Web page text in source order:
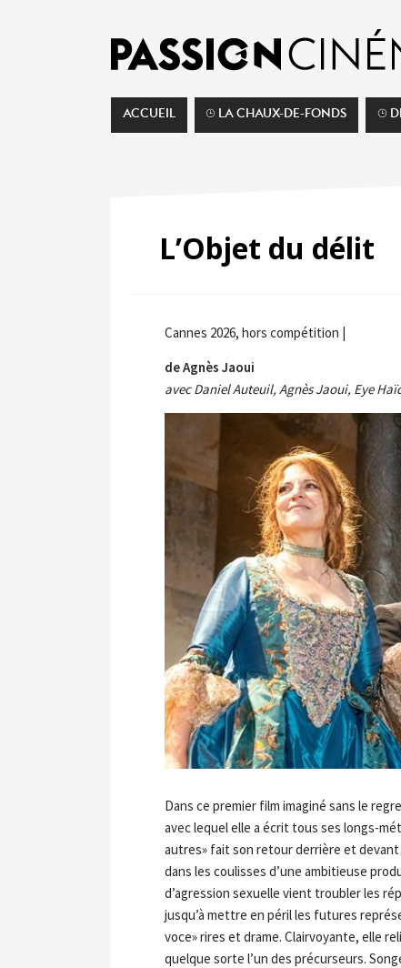
ACCUEIL ⌚︎ LA CHAUX-DE-FONDS ⌚︎
L’Objet du délit
Cannes 2026, hors compétition |
de Agnès Jaoui
avec Daniel Auteuil, Agnès Jaoui, Eye
Dans ce premier film imaginé sans le
avec lequel elle a écrit tous ses longs-
autres» fait son retour derrière et devant
dans les coulisses d’une ambitieuse
d’agression sexuelle vient troubler les
jusqu’à mettre en péril les futures
voce» rires et drame. Clairvoyante, elle
quelque sorte l’un des précurseurs.